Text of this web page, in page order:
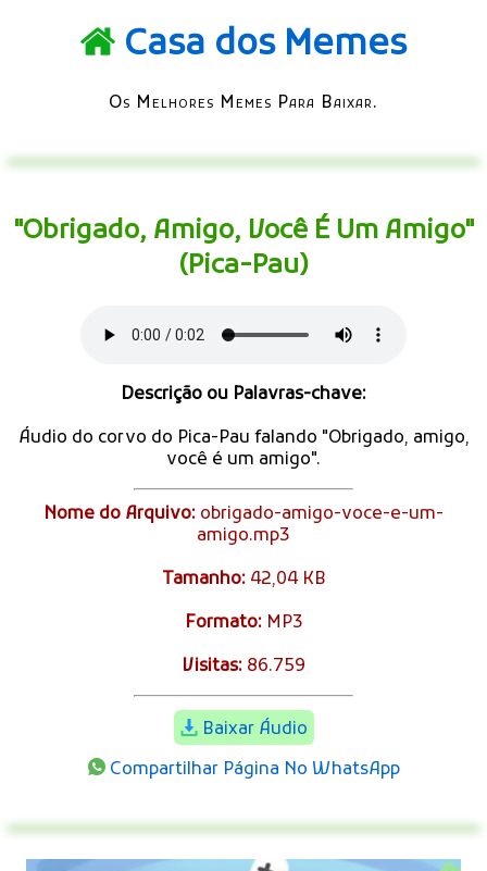
Casa dos Memes
Os Melhores Memes Para Baixar.
"Obrigado, Amigo, Você É Um Amigo"
(Pica-Pau)
Descrição ou Palavras-chave:
Áudio do corvo do Pica-Pau falando "Obrigado, amigo,
você é um amigo".
Nome do Arquivo: obrigado-amigo-voce-e-um-
amigo.mp3
Tamanho:42,04 KB
Formato:MP3
Visitas:86.759
Baixar Áudio
Compartilhar Página No WhatsApp